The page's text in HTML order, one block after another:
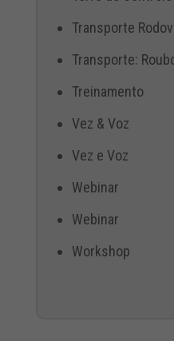
Transporte
Transporte:
Treinamento
Vez & Voz
Vez e Voz
Webinar
Webinar
Workshop